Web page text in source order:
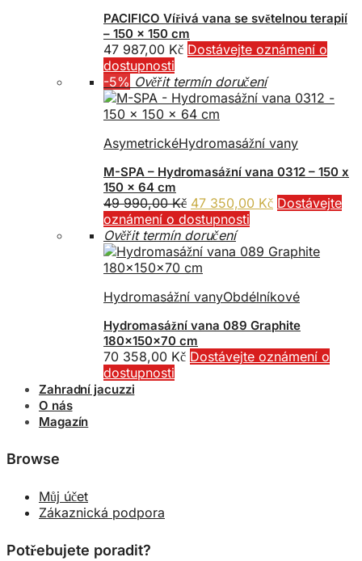
PACIFICO Vířivá vana se světelnou terapií
– 150 x 150 cm
47 987,00 Kč Dostávejte oznámení o
dostupnosti
-5% Ověřit termín doručení
AsymetrickéHydromasážní vany
M-SPA – Hydromasážní vana 0312 – 150 x
150 x 64 cm
49 990,00Kč Původní
cena
byla:
49
990,00 Kč.
47 350,00 KčAktuální
47
Dostávejte
oznámení o dostupnosti
Ověřit termín doručení
Hydromasážní vanyObdélníkové
Hydromasážní vana 089 Graphite
180x150x70 cm
70 358,00 Kč Dostávejte oznámení o
dostupnosti
Zahradní jacuzzi
O nás
Magazín
Browse
Můj účet
Zákaznická podpora
Potřebujete poradit?